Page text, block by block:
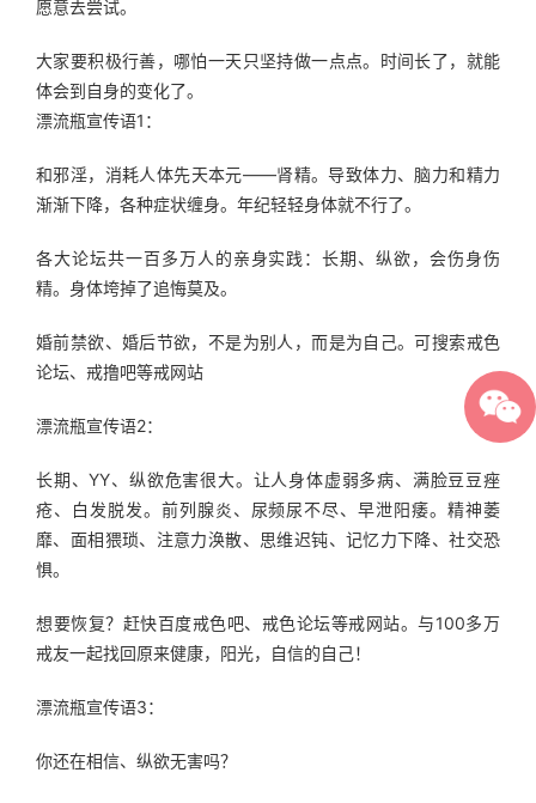
愿意去尝试。
大家要积极行善，哪怕一天只坚持做一点点。时间长了，就能
体会到自身的变化了。
漂流瓶宣传语1：
和邪淫，消耗人体先天本元——肾精。导致体力、脑力和精力
渐渐下降，各种症状缠身。年纪轻轻身体就不行了。
各大论坛共一百多万人的亲身实践：长期、纵欲，会伤身伤
精。身体垮掉了追悔莫及。
婚前禁欲、婚后节欲，不是为别人，而是为自己。可搜索戒色
论坛、戒撸吧等戒网站
漂流瓶宣传语2：
长期、YY、纵欲危害很大。让人身体虚弱多病、满脸豆豆痤
疮、白发脱发。前列腺炎、尿频尿不尽、早泄阳痿。精神萎
靡、面相猥琐、注意力涣散、思维迟钝、记忆力下降、社交恐
惧。
想要恢复？赶快百度戒色吧、戒色论坛等戒网站。与100多万
戒友一起找回原来健康，阳光，自信的自己！
漂流瓶宣传语3：
你还在相信、纵欲无害吗？